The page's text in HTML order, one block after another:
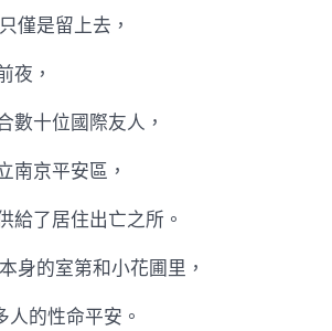
僅是留上去，
夜，
數十位國際友人，
南京平安區，
給了居住出亡之所。
身的室第和小花圃里，
的性命平安。